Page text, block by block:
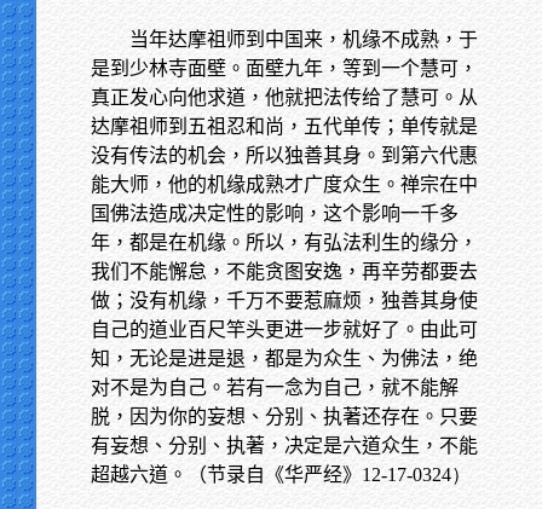
当年达摩祖师到中国来，机缘不成熟，于
是到少林寺面壁。面壁九年，等到一个慧可，
真正发心向他求道，他就把法传给了慧可。从
达摩祖师到五祖忍和尚，五代单传；单传就是
没有传法的机会，所以独善其身。到第六代惠
能大师，他的机缘成熟才广度众生。禅宗在中
国佛法造成决定性的影响，这个影响一千多
年，都是在机缘。所以，有弘法利生的缘分，
我们不能懈怠，不能贪图安逸，再辛劳都要去
做；没有机缘，千万不要惹麻烦，独善其身使
自己的道业百尺竿头更进一步就好了。由此可
知，无论是进是退，都是为众生、为佛法，绝
对不是为自己。若有一念为自己，就不能解
脱，因为你的妄想、分别、执著还存在。只要
有妄想、分别、执著，决定是六道众生，不能
超越六道。（节录自《华严经》 12-17-0324）